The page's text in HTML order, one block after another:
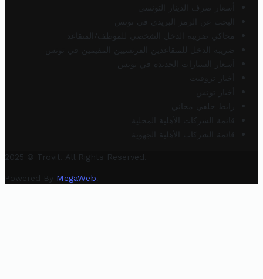
أسعار صرف الدينار التونسي
البحث عن الرمز البريدي في تونس
محاكي ضريبة الدخل الشخصي للموظف/المتقاعد
ضريبة الدخل للمتقاعدين الفرنسيين المقيمين في تونس
أسعار السيارات الجديدة في تونس
أخبار تروفيت
أخبار تونس
رابط خلفي مجاني
قائمة الشركات الأهلية المحلية
قائمة الشركات الأهلية الجهوية
2025 © Trovit. All Rights Reserved.
Powered By MegaWeb